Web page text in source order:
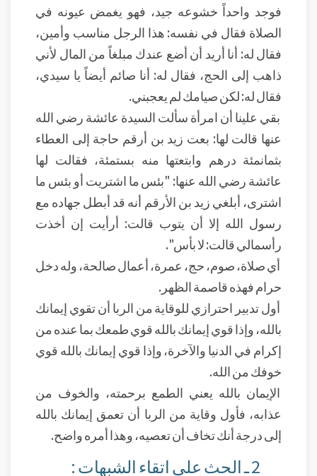
فوجد واحداً خشوعه جيد، فهو يغمض عيونه في
الصلاة فقال في نفسه: هذا الرجل مناسب وأمين،
فقال له: أنا أريد أن أضع عندك مبلغاً من المال لأني
ذاهب إلى الحج، فقال له: أنا صائم أيضاً يا سيدي،
فقال له: لكن صيامك لم يعجبني.
بقي علينا أن امرأة سألت السيدة عائشة رضي الله
عنها قالت لها: بعت زيد بن أرقم حاجة إلى العطاء
بثمانمئة درهم وابتعتها منه بستمئة، فقالت لها
عائشة رضي الله عنها: "بئس ما اشتريت أو بئس ما
اشترى، أبلغي زيد بن الأرقم أنه قد أبطل جهاده مع
رسول الله إلا أن يتوب قالت: أرأيت إن أخذت
رأسمالي قالت: لا بأس".
أي صلاة، صوم، حج، عمرة، أعمال صالحة، وله دخل
حرام فهذه قاصمة الظهر.
أول تدبير احترازي للوقاية من الربا أن تقوي إيمانك
بالله، وإذا قوي إيمانك بالله قوي طمعك بما عنده من
إكرام في الدنيا والآخرة، وإذا قوي إيمانك بالله قوي
خوفك من الله.
الإيمان بالله يعني الطمع برحمته، والخوف من
عذابه، فأول وقاية من الربا أن تعمق إيمانك بالله
إلى درجة أنك تخاف أن تعصيه، وهذا أمره واضح.
2 ـ الحث على اتقاء الشبهات :